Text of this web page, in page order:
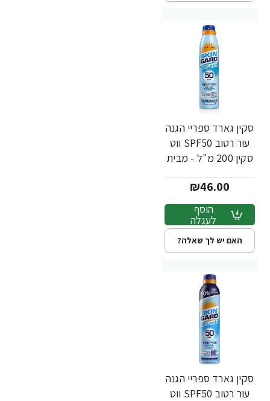
סקין גארד ספריי הגנה
עור רטוב SPF50 ווט
סקין 200 מ"ל - מבית
₪46.00
הוסף
לעגלה
האם יש לך שאלה?
סקין גארד ספריי הגנה
עור רטוב SPF50 ווט